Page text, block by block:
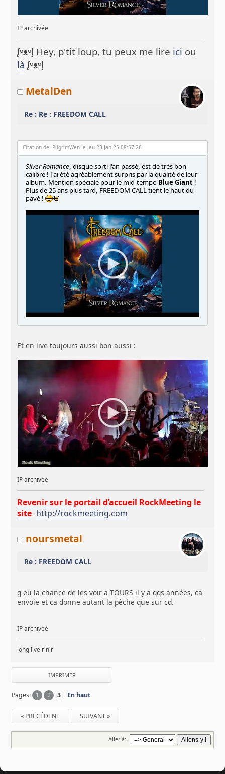
IP archivée
ᶘᵒᴥᵒᶅ Hey, p'tit loup, tu peux me lire ici ou
là ᶘᵒᴥᵒᶅ
MetalDen
Re : Re : FREEDOM CALL
Citation de: PilgrimWen le Jeu 23 Jan 25 08:57:26
Silver Romance, disque sorti l'an passé, est de très bon
calibre ! J'ai été agréablement surpris par la qualité de leur
album. Mention spéciale pour le mid-tempo Blue Giant !
Plus de 25 ans plus tard, FREEDOM CALL tient le haut du
pavé !
Et en live toujours aussi bon aussi :
IP archivée
Revenir sur le portail d’accueil RockMeeting le
site : http://rockmeeting.com
noursmetal
Re : FREEDOM CALL
g eu la chance de les voir a TOURS il y a qqs années, ca
envoie et ca donne autant la pèche que sur cd.
IP archivée
long live r'n'r
IMPRIMER
Pages: 1 2 [3] En haut
« PRÉCÉDENT SUIVANT »
Aller à: